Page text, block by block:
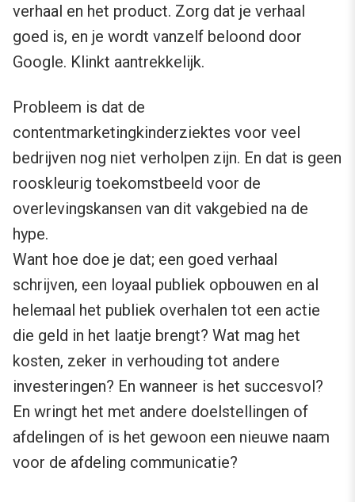
verhaal en het product. Zorg dat je verhaal
goed is, en je wordt vanzelf beloond door
Google. Klinkt aantrekkelijk.
Probleem is dat de
contentmarketingkinderziektes voor veel
bedrijven nog niet verholpen zijn. En dat is geen
rooskleurig toekomstbeeld voor de
overlevingskansen van dit vakgebied na de
hype.
Want hoe doe je dat; een goed verhaal
schrijven, een loyaal publiek opbouwen en al
helemaal het publiek overhalen tot een actie
die geld in het laatje brengt? Wat mag het
kosten, zeker in verhouding tot andere
investeringen? En wanneer is het succesvol?
En wringt het met andere doelstellingen of
afdelingen of is het gewoon een nieuwe naam
voor de afdeling communicatie?